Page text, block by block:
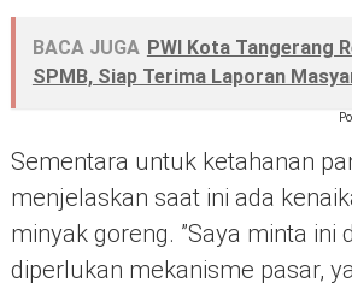
BACA JUGA PWI Kota Tangerang
SPMB, Siap Terima Laporan
Sementara untuk ketahanan
menjelaskan saat ini ada
minyak goreng. ”Saya minta ini
diperlukan mekanisme pasar,